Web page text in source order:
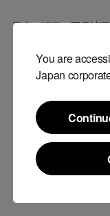
You are
Japan
勤怠・評価・要員計
Intelligence」。
※株式会社On